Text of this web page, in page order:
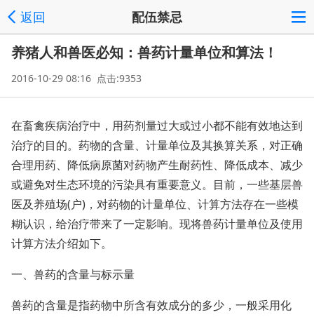
返回 配伍禁忌
养猪人和兽医必知：兽药计量单位和算法！
2016-10-29 08:16 点击:9353
在畜禽疾病治疗中，用药剂量过大或过小都不能有效地达到
治疗的目的。药物的含量、计量单位及其换算关系，对正确
合理用药、降低病原菌对药物产生耐药性、降低成本、减少
或避免对生态环境的污染具有重要意义。目前，一些基层兽
医及养殖场(户)，对药物的计量单位、计算方法存在一些模
糊认识，给治疗带来了一定影响。现将兽药计量单位及使用
计算方法介绍如下。
一、兽药的含量与标示量
兽药的含量是指药物中所含有效成分的多少，一般采用化